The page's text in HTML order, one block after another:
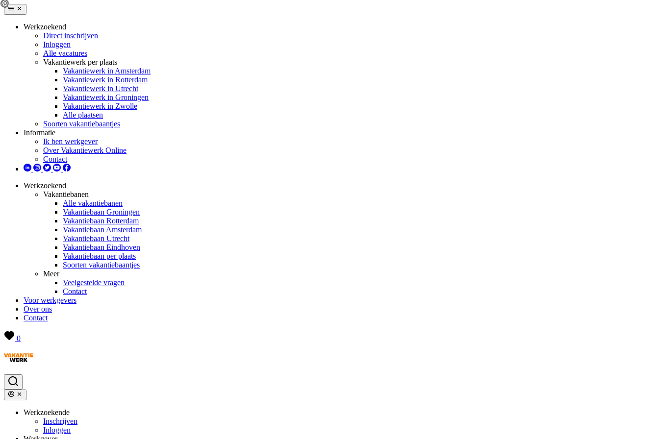
Werkzoekend
Direct inschrijven
Inloggen
Alle vacatures
Vakantiewerk per plaats
Vakantiewerk in Amsterdam
Vakantiewerk in Rotterdam
Vakantiewerk in Utrecht
Vakantiewerk in Groningen
Vakantiewerk in Zwolle
Alle plaatsen
Soorten vakantiebaantjes
Informatie
Ik ben werkgever
Over Vakantiewerk Online
Contact
Werkzoekend
Vakantiebanen
Alle vakantiebanen
Vakantiebaan Groningen
Vakantiebaan Rotterdam
Vakantiebaan Amsterdam
Vakantiebaan Utrecht
Vakantiebaan Eindhoven
Vakantiebaan per plaats
Soorten vakantiebaantjes
Meer
Veelgestelde vragen
Contact
Voor werkgevers
Over ons
Contact
0
Werkzoekende
Inschrijven
Inloggen